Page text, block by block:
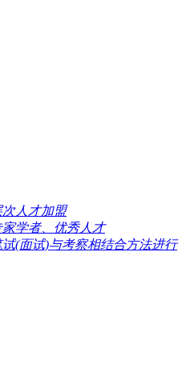
人才加盟
学者、优秀人才
试(面试)与考察相结合方法进行